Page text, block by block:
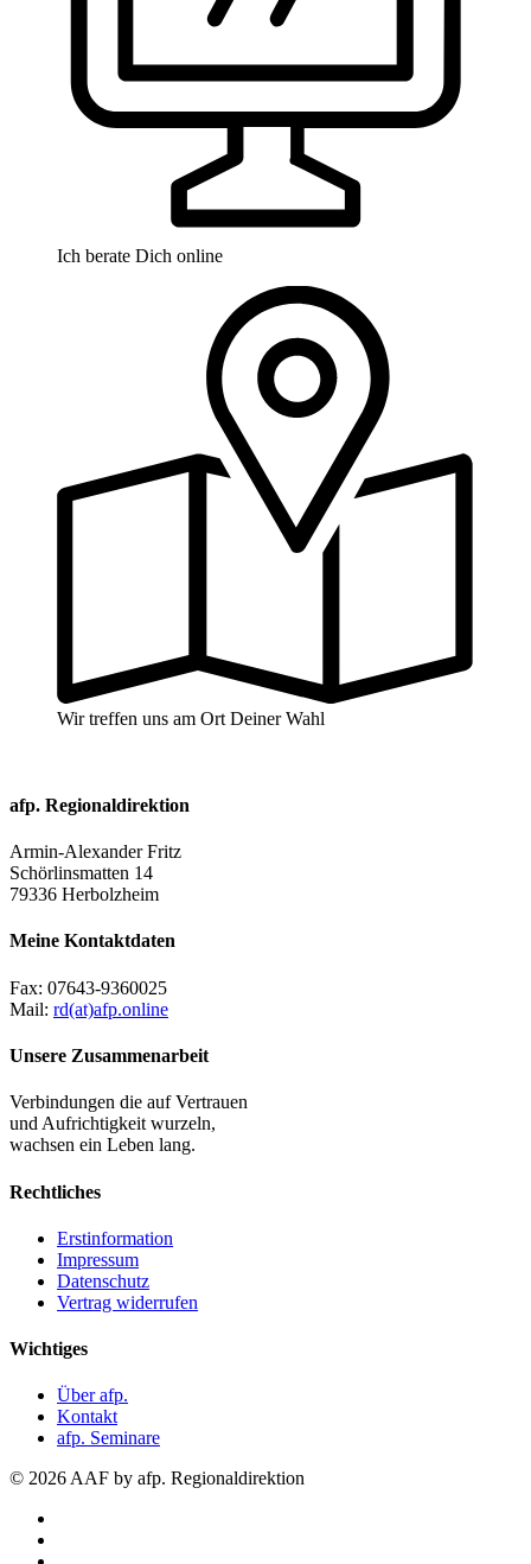
Ich berate Dich online
Wir treffen uns am Ort Deiner Wahl
afp. Regionaldirektion
Armin-Alexander Fritz
Schörlinsmatten 14
79336 Herbolzheim
Meine Kontaktdaten
Fax: 07643-9360025
Mail: rd(at)afp.online
Unsere Zusammenarbeit
Verbindungen die auf Vertrauen
und Aufrichtigkeit wurzeln,
wachsen ein Leben lang.
Rechtliches
Erstinformation
Impressum
Datenschutz
Vertrag widerrufen
Wichtiges
Über afp.
Kontakt
afp. Seminare
© 2026 AAF by afp. Regionaldirektion